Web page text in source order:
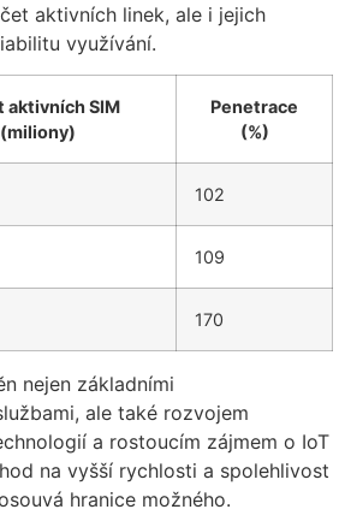
aktivních linek, ale i jejich
využívání.
aktivních SIM
(miliony)
Penetrace
(%)
102
109
170
nejen základními
ale také rozvojem
a rostoucím zájmem o IoT
na vyšší rychlosti a spolehlivost
hranice možného.